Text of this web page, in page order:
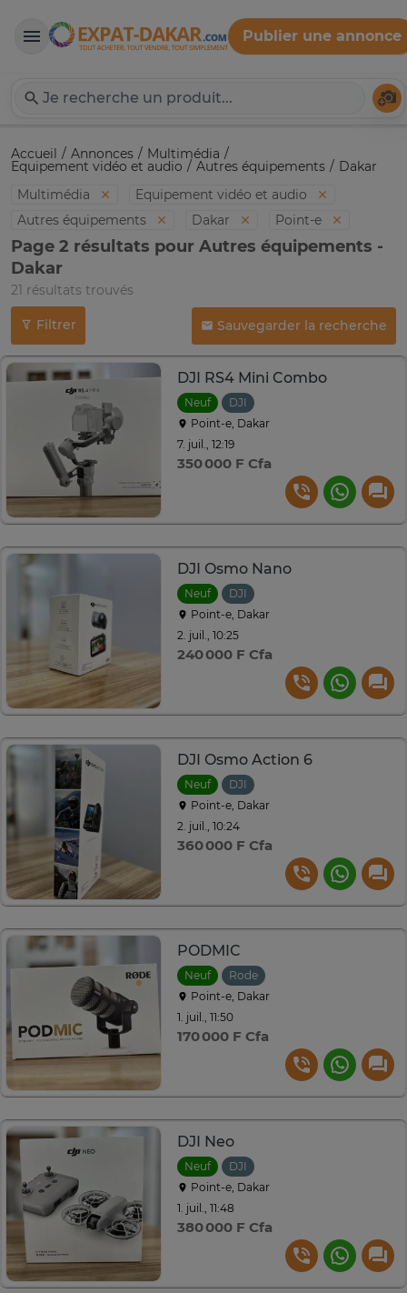
Expat-Dakar
Publier une annonce
Accueil Annonces Multimédia
Equipement vidéo et audio Autres équipements
Dakar
Multimédia
Equipement vidéo et audio
Autres équipements
Dakar Point-e
Page 2 résultats pour Autres équipements -
Dakar
21 résultats trouvés
Filtrer Sauvegarder la recherche
DJI RS4 Mini Combo
Neuf
DJI
Point-e, Dakar
7. juil., 12:19
350 000 F Cfa
DJI Osmo Nano
Neuf
DJI
Point-e, Dakar
2. juil., 10:25
240 000 F Cfa
DJI Osmo Action 6
Neuf
DJI
Point-e, Dakar
2. juil., 10:24
360 000 F Cfa
PODMIC
Neuf
Rode
Point-e, Dakar
1. juil., 11:50
170 000 F Cfa
DJI Neo
Neuf
DJI
Point-e, Dakar
1. juil., 11:48
380 000 F Cfa